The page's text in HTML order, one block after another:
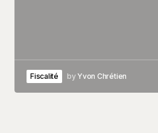
Fiscalité by Yvon Chrétien